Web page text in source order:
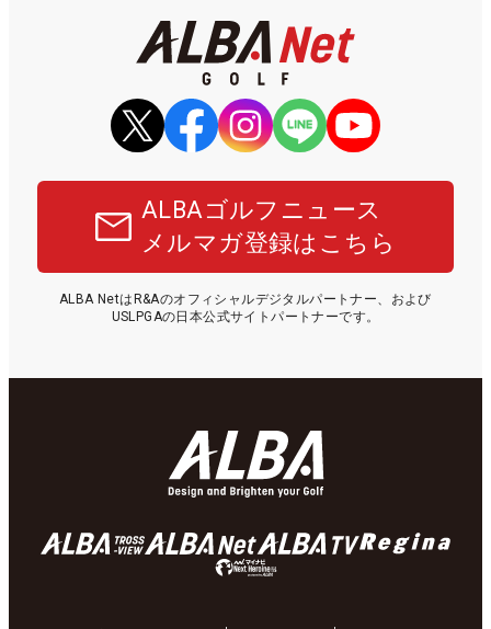
ALBAゴルフニュース
メルマガ登録はこちら
ALBA NetはR&Aのオフィシャルデジタルパートナー、および
USLPGAの日本公式サイトパートナーです。